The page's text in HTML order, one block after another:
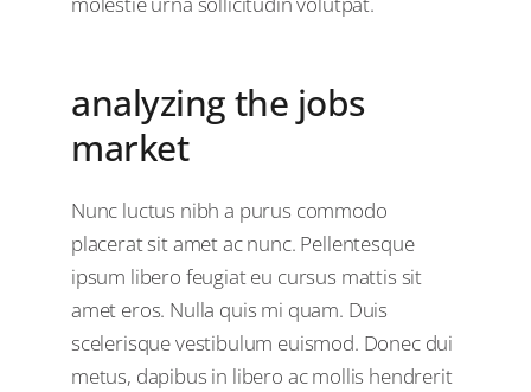
analyzing the jobs
market
Nunc luctus nibh a purus commodo
placerat sit amet ac nunc. Pellentesque
ipsum libero feugiat eu cursus mattis sit
amet eros. Nulla quis mi quam. Duis
scelerisque vestibulum euismod. Donec dui
metus, dapibus in libero ac mollis hendrerit